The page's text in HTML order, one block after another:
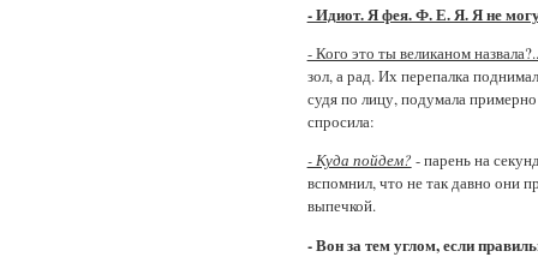
- Идиот. Я фея. Ф. Е. Я. Я не
- Кого это ты великаном назвала?..
зол, а рад. Их перепалка
судя по лицу, подумала
спросила:
- Куда пойдем? - парень на
вспомнил, что не так давно они
выпечкой.
- Вон за тем углом, если